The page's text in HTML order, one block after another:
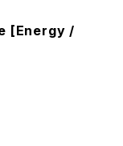
[Energy /